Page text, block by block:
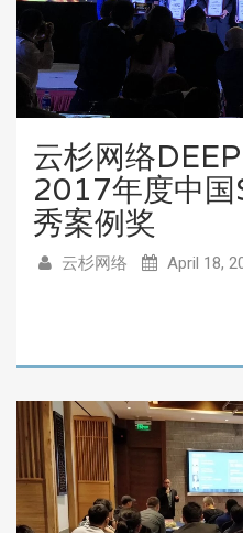
云杉网络
2017年度中
秀案例奖
云杉网络 April 18,